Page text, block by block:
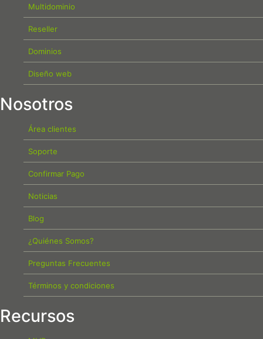
Multidominio
Reseller
Dominios
Diseño web
Nosotros
Área clientes
Soporte
Confirmar Pago
Noticias
Blog
¿Quiénes Somos?
Preguntas Frecuentes
Términos y condiciones
Recursos